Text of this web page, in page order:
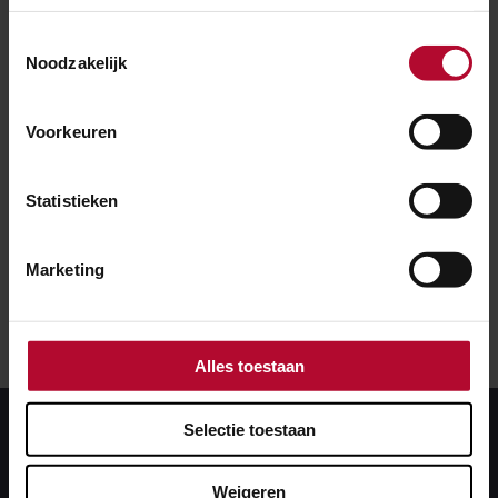
Noodzakelijk
Voorkeuren
Statistieken
Marketing
Alles toestaan
Selectie toestaan
Weigeren
storingen.
Wanneer?